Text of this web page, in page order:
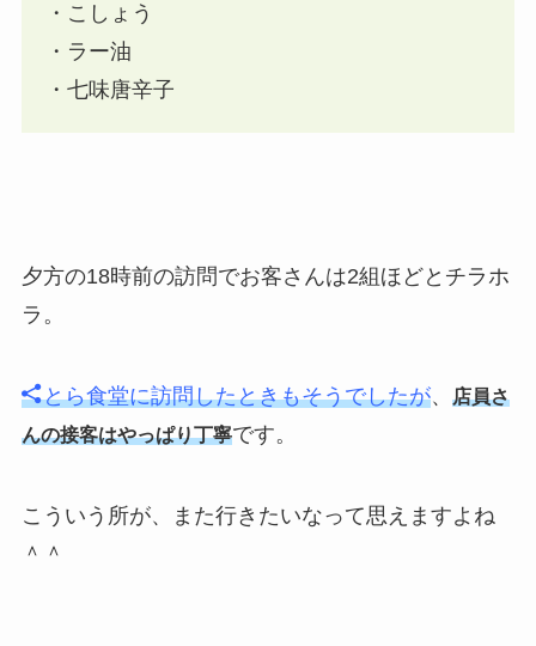
・こしょう
・ラー油
・七味唐辛子
夕方の18時前の訪問でお客さんは2組ほどとチラホ
ラ。
とら食堂に訪問したときもそうでしたが、 店員さ
んの接客はやっぱり丁寧です。
こういう所が、また行きたいなって思えますよね
＾＾